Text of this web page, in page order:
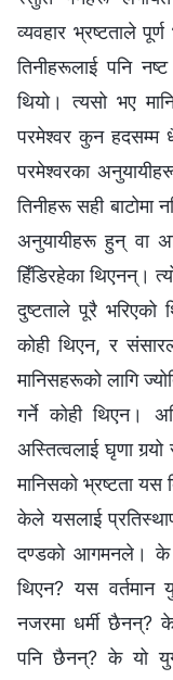
व्यवहार भ्रष्टताले
तिनीहरूलाई पनि
थियो। त्यसो भए
परमेश्‍वर कुन हदसम्म
परमेश्‍वरका
तिनीहरू सही
अनुयायीहरू हुन् वा
हिँडिरहेका थिएनन्।
दुष्टताले पूरै भरिएको
कोही थिएन, र
मानिसहरूको लागि
गर्ने कोही थिएन।
अस्तित्वलाई घृणा
मानिसको भ्रष्टता
केले यसलाई
दण्डको आगमनले। के
थिएन? यस वर्तमान
नजरमा धर्मी छैनन्?
पनि छैनन्? के यो युग